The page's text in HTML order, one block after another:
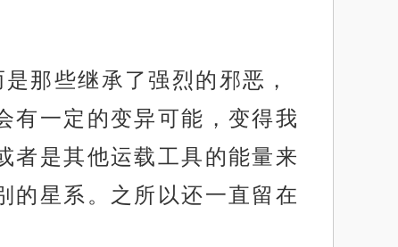
那些继承了强烈的邪恶，
有一定的变异可能，变得我
者是其他运载工具的能量来
的星系。之所以还一直留在